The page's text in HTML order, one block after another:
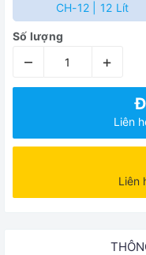
CH-12 | 12 Lít
Số lượng
– +
Liên
Liên